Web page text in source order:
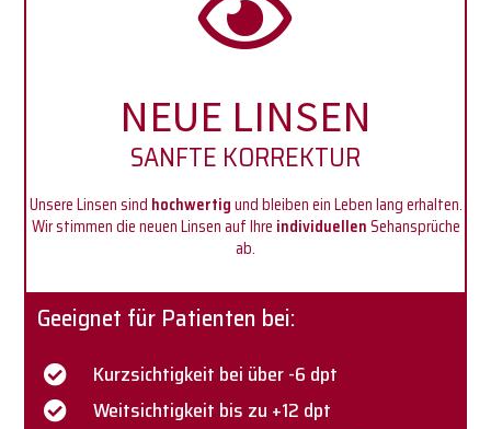
NEUE LINSEN
SANFTE KORREKTUR
Unsere Linsen sind hochwertigund bleiben ein Leben lang erhalten.
Wir stimmen die neuen Linsen auf Ihre individuellenSehansprüche
ab.
Geeignet für Patienten bei:
Kurzsichtigkeit bei über -6 dpt
Weitsichtigkeit bis zu +12 dpt